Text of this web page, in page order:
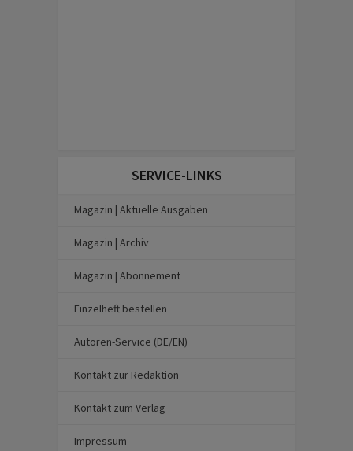
SERVICE-LINKS
Magazin | Aktuelle Ausgaben
Magazin | Archiv
Magazin | Abonnement
Einzelheft bestellen
Autoren-Service (DE/EN)
Kontakt zur Redaktion
Kontakt zum Verlag
Impressum